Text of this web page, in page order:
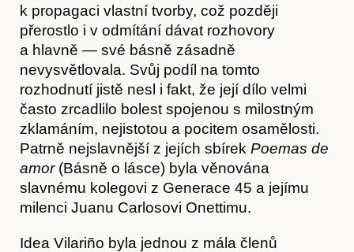
O nás
k propagaci vlastní tvorby, což později
přerostlo i v odmítání dávat rozhovory
a hlavně — své básně zásadně
nevysvětlovala. Svůj podíl na tomto
rozhodnutí jistě nesl i fakt, že její dílo velmi
často zrcadlilo bolest spojenou s milostným
zklamáním, nejistotou a pocitem osamělosti.
Patrně nejslavnější z jejích sbírek Poemas de
amor (Básně o lásce) byla věnována
slavnému kolegovi z Generace 45 a jejímu
milenci Juanu Carlosovi Onettimu.
Idea Vilariño byla jednou z mála členů